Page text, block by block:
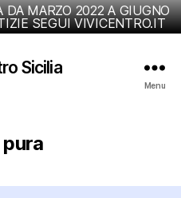
DA MARZO 2022 A GIUGNO
SEGUI VIVICENTRO.IT
Sicilia
Menu
pura